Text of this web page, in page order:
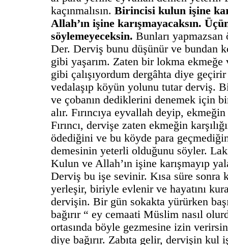
kaçınmalısın. Birincisi kulun işine
Allah’ın işine karışmayacaksın.
söylemeyeceksin. Bunları yapmazsan
Der. Derviş bunu düşünür ve bundan
gibi yaşarım. Zaten bir lokma
gibi çalışıyordum dergâhta diye
vedalaşıp köyün yolunu tutar derviş.
ve çobanın dediklerini denemek için
alır. Fırıncıya eyvallah deyip,
Fırıncı, dervişe zaten ekmeğin
ödediğini ve bu köyde para
demesinin yeterli olduğunu söyler.
Kulun ve Allah’ın işine karışmayıp
Derviş bu işe sevinir. Kısa süre sonra
yerleşir, biriyle evlenir ve hayatını
dervişin. Bir gün sokakta yürürken
bağırır “ ey cemaati Müslim nasıl
ortasında böyle gezmesine izin
diye bağırır. Zabıta gelir, dervişin kul